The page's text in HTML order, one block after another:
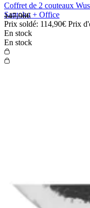
Coffret de 2 couteaux
Santoku + Office
Prix soldé: 114,90€ Prix
147,90€
En stock
En stock